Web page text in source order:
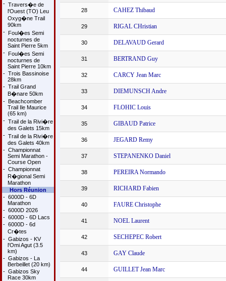
- Travers�e de
l'Ouest (TO) Leu
Oxyg�ne Trail
90km
- Foul�es Semi
nocturnes de
Saint Pierre 5km
- Foul�es Semi
nocturnes de
Saint Pierre 10km
- Trois Bassinoise
28km
- Trail Grand
B�nare 50km
- Beachcomber
Trail Ile Maurice
(65 km)
- Trail de la Rivi�re
des Galets 15km
- Trail de la Rivi�re
des Galets 40km
- Championnat
Semi Marathon -
Course Open
- Championnat
R�gional Semi
Marathon
Hors Réunion
- 6000D - 6D
Marathon
- 6000D 2026
- 6000D - 6D Lacs
- 6000D - 6d
Cr�tes
- Gabizos - KV
l'Omi Agut (3.5
km)
- Gabizos - La
Berbeillet (20 km)
- Gabizos Sky
Race 30km
28 CAHEZ Thibaud
29 RIGAL CHristian
30 DELAVAUD Gerard
31 BERTRAND Guy
32 CARCY Jean Marc
33 DIEMUNSCH Andre
34 FLOHIC Louis
35 GIBAUD Patrice
36 JEGARD Remy
37 STEPANENKO Daniel
38 PEREIRA Normando
39 RICHARD Fabien
40 FAURE Christophe
41 NOEL Laurent
42 SECHEPEC Robert
43 GAY Claude
44 GUILLET Jean Marc